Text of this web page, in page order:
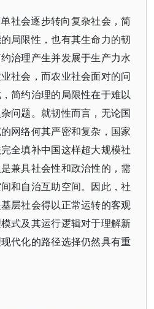
社会逐步转向复杂社会，简
局限性，也有其生命力的韧
治理产生并发展于生产力水
社会，而农业社会面对的问
简约治理的局限性在于难以
问题。就韧性而言，无论国
网络何其严密和复杂，国家
全填补中国这样超大规模社
兼具社会性和政治性的，需
和自治互助空间。因此，社
层社会得以正常运转的客观
式及其运行逻辑对于理解新
代化的路径选择仍然具有重